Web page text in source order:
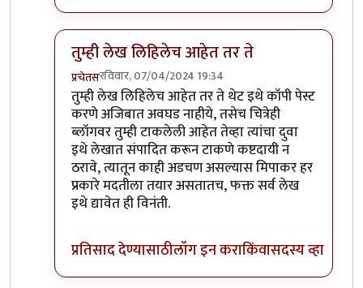
तुम्ही लेख लिहिलेच आहेत तर ते
प्रचेतसरविवार, 07/04/2024 19:34
In reply toक्लिकबेटास कारण की ...byNarmade Har
तुम्ही लेख लिहिलेच आहेत तर ते थेट इथे कॉपी पेस्ट
करणे अजिबात अवघड नाहीये, तसेच चित्रेही
ब्लॉगवर तुम्ही टाकलेली आहेत तेव्हा त्यांचा दुवा
इथे लेखात संपादित करून टाकणे कष्टदायी न
ठरावे, त्यातून काही अडचण असल्यास मिपाकर हर
प्रकारे मदतीला तयार असतातच, फक्त सर्व लेख
इथे द्यावेत ही विनंती.
प्रतिसाद देण्यासाठीलॉग इन कराकिंवासदस्य व्हा